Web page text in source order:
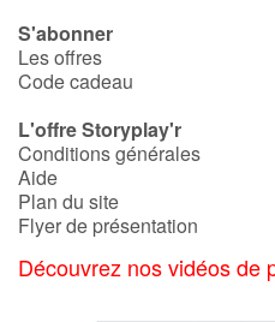
S'abonner
Les offres
Code cadeau
L'offre Storyplay'r
Conditions générales
Aide
Plan du site
Flyer de présentation
Découvrez nos vidéos de